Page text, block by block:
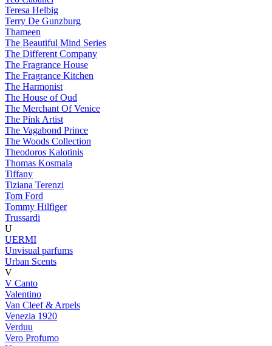
Teresa Helbig
Terry De Gunzburg
Thameen
The Beautiful Mind Series
The Different Company
The Fragrance House
The Fragrance Kitchen
The Harmonist
The House of Oud
The Merchant Of Venice
The Pink Artist
The Vagabond Prince
The Woods Collection
Theodoros Kalotinis
Thomas Kosmala
Tiffany
Tiziana Terenzi
Tom Ford
Tommy Hilfiger
Trussardi
U
UERMI
Unvisual parfums
Urban Scents
V
V Canto
Valentino
Van Cleef & Arpels
Venezia 1920
Verduu
Vero Profumo